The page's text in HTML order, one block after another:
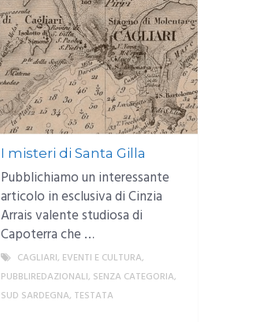
I misteri di Santa Gilla
Pubblichiamo un interessante
articolo in esclusiva di Cinzia
Arrais valente studiosa di
Capoterra che …
CAGLIARI, EVENTI E CULTURA,
PUBBLIREDAZIONALI, SENZA CATEGORIA,
SUD SARDEGNA, TESTATA